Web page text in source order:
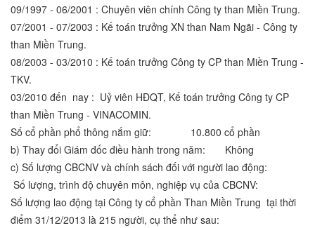
09/1997 - 06/2001 : Chuyên viên chính Công ty than Miền Trung.
07/2001 - 07/2003 : Kế toán trưởng XN than Nam Ngãi - Công ty
than Miền Trung.
08/2003 - 03/2010 : Kế toán trưởng Công ty CP than Miền Trung -
TKV.
03/2010 đến nay : Uỷ viên HĐQT, Kế toán trưởng Công ty CP
than Miền Trung - VINACOMIN.
Số cổ phần phổ thông nắm giữ: 10.800 cổ phần
b) Thay đổi Giám đốc điều hành trong năm: Không
c) Số lượng CBCNV và chính sách đối với người lao động:
Số lượng, trình độ chuyên môn, nghiệp vụ của CBCNV:
Số lượng lao động tại Công ty cổ phần Than Miền Trung tại thời
điểm 31/12/2013 là 215 người, cụ thể như sau: